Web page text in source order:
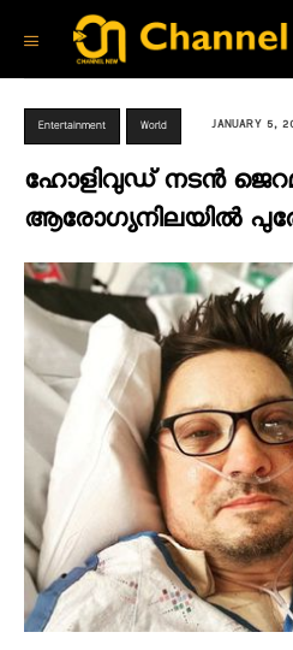
Entertainment World JANUARY 5,
ഹോളിവുഡ് നടൻ ജെറമി
ആരോഗ്യനിലയിൽ